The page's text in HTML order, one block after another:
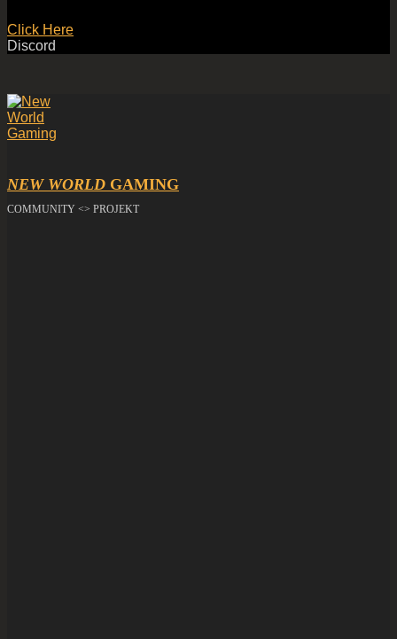
Click Here
Discord
NEW WORLD GAMING
COMMUNITY <> PROJEKT